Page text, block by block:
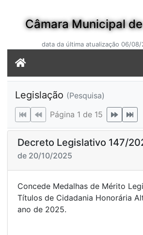
Câmara Municipal
data da última atualização 06/
Legislação (Pesquisa)
Página 1 de 15
Decreto Legislativo 147/
de 20/10/2025
Concede Medalhas de Mérito
Títulos de Cidadania Honorária
ano de